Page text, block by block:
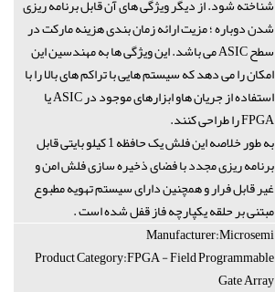
شدن دوباره ؛ مزیت ارائه زمان بندی هزینه مارکت در
سطح ASIC می باشد. این ویژگی ها به مهندسین این
امکان را می دهد که سیستم هایی با تراکم های بالا را با
استفاده از جریان هاو ابزارهای موجود در ASIC یا
FPGA را طراحی کنند.
به طور خلاصه این فلش یک حافظه 1 کیلو بایتی قابل
برنامه ریزی مجدد با فضای ذخیره سازی فلش امن و
غیر قابل فرار و همچنین دارای سیستم تهویه مطبوع
مبتنی بر حلقه یکپارچه فاز قفل شده است .
Manufacturer:Microsemi
Product Category:FPGA - Field Programmable
Gate Array